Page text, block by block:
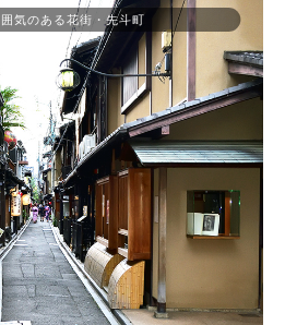
気のある花街・先斗町